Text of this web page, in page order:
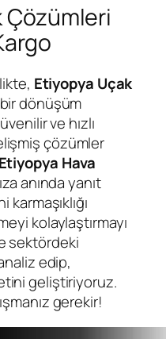
Etiyopya Uçak
dönüşüm
ve hızlı
çözümler
Etiyopya Hava
anında yanıt
kolaylaştırmayı
sektördeki
edip,
geliştiriyoruz.
gerekir!